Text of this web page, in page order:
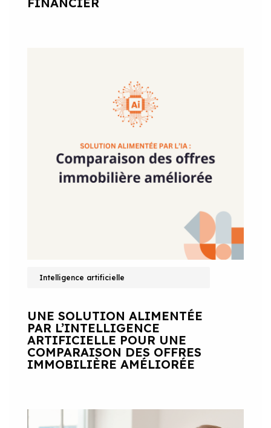
Intelligence artificielle
UNE SOLUTION ALIMENTÉE
PAR L’INTELLIGENCE
ARTIFICIELLE POUR UNE
COMPARAISON DES OFFRES
IMMOBILIÈRE AMÉLIORÉE